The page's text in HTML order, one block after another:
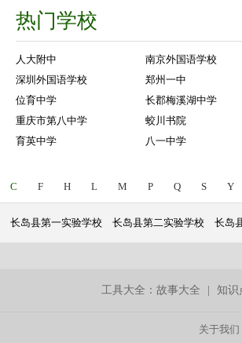
热门学校
人大附中 南京外国语学校
深圳外国语学校
郑州一中
位育中学
长郡梅溪湖中学
重庆市第八中学
蛟川书院
育英中学
八一中学
C F H L M P Q S Y
长岛县第一实验学校 长岛县第二实验学校 长岛
工具大全：故事大全 |知识
关于我们